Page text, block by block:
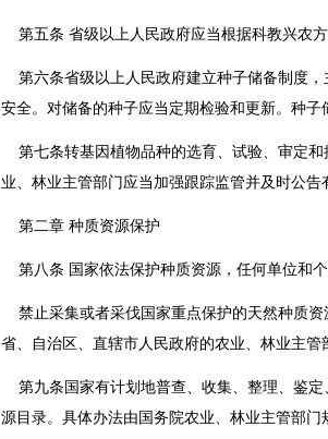
第五条 省级以上人民政府应当根据科教兴农
第六条省级以上人民政府建立种子储备制度
安全。对储备的种子应当定期检验和更新。种子
第七条转基因植物品种的选育、试验、审定和
业、林业主管部门应当加强跟踪监管并及时公
第二章 种质资源保护
第八条 国家依法保护种质资源，任何单位和个
禁止采集或者采伐国家重点保护的天然种质
省、自治区、直辖市人民政府的农业、林业主管
第九条国家有计划地普查、收集、整理、鉴定
源目录。具体办法由国务院农业、林业主管部门